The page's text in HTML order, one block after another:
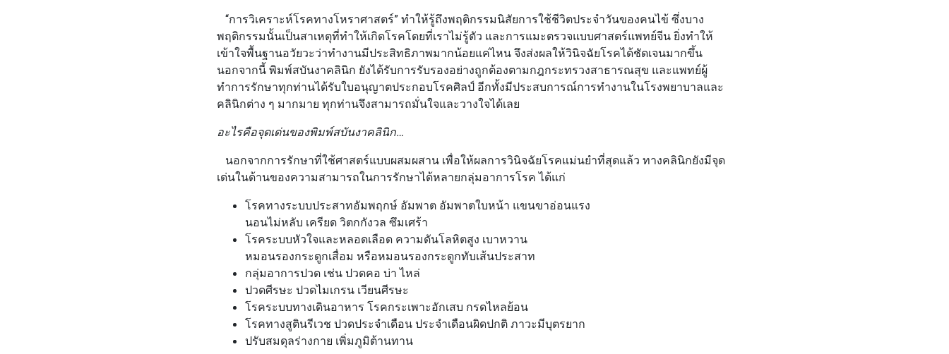
“การวิเคราะห์โรคทางโหราศาสตร์” ทำให้รู้ถึงพฤติกรรมนิสัยการใช้ชีวิตประจำวันของคนไข้ ซึ่งบาง
พฤติกรรมนั้นเป็นสาเหตุที่ทำให้เกิดโรคโดยที่เราไม่รู้ตัว และการแมะตรวจแบบศาสตร์แพทย์จีน ยิ่งทำให้
เข้าใจพื้นฐานอวัยวะว่าทำงานมีประสิทธิภาพมากน้อยแค่ไหน จึงส่งผลให้วินิจฉัยโรคได้ชัดเจนมากขึ้น
นอกจากนี้ พิมพ์สบันงาคลินิก ยังได้รับการรับรองอย่างถูกต้องตามกฎกระทรวงสาธารณสุข และแพทย์ผู้
ทำการรักษาทุกท่านได้รับใบอนุญาตประกอบโรคศิลป์ อีกทั้งมีประสบการณ์การทำงานในโรงพยาบาลและ
คลินิกต่าง ๆ มากมาย ทุกท่านจึงสามารถมั่นใจและวางใจได้เลย
อะไรคือจุดเด่นของพิมพ์สบันงาคลินิก…
นอกจากการรักษาที่ใช้ศาสตร์แบบผสมผสาน เพื่อให้ผลการวินิจฉัยโรคแม่นยำที่สุดแล้ว ทางคลินิกยังมีจุด
เด่นในด้านของความสามารถในการรักษาได้หลายกลุ่มอาการโรค ได้แก่
โรคทางระบบประสาทอัมพฤกษ์ อัมพาต อัมพาตใบหน้า แขนขาอ่อนแรง
นอนไม่หลับ เครียด วิตกกังวล ซึมเศร้า
โรคระบบหัวใจและหลอดเลือด ความดันโลหิตสูง เบาหวาน
หมอนรองกระดูกเสื่อม หรือหมอนรองกระดูกทับเส้นประสาท
กลุ่มอาการปวด เช่น ปวดคอ บ่า ไหล่
ปวดศีรษะ ปวดไมเกรน เวียนศีรษะ
โรคระบบทางเดินอาหาร โรคกระเพาะอักเสบ กรดไหลย้อน
โรคทางสูตินรีเวช ปวดประจำเดือน ประจำเดือนผิดปกติ ภาวะมีบุตรยาก
ปรับสมดุลร่างกาย เพิ่มภูมิต้านทาน